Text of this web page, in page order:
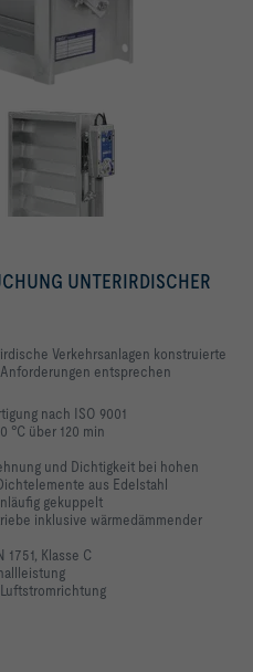
UNTERIRDISCHER
Verkehrsanlagen konstruierte
entsprechen
nach ISO 9001
°C über 120 min
und Dichtigkeit bei hohen
aus Edelstahl
gekuppelt
inklusive wärmedämmender
Klasse C